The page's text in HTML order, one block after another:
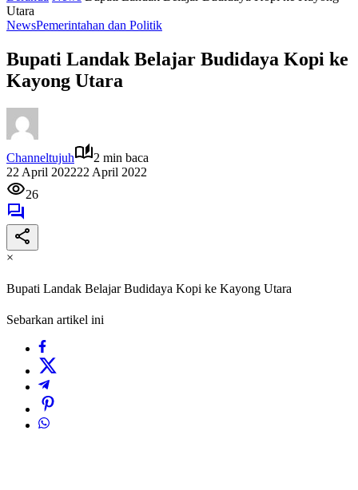
Utara
NewsPemerintahan dan Politik
Bupati Landak Belajar Budidaya Kopi ke
Kayong Utara
Channeltujuh
2 min baca
22 April 202222 April 2022
26
×
Bupati Landak Belajar Budidaya Kopi ke Kayong Utara
Sebarkan artikel ini